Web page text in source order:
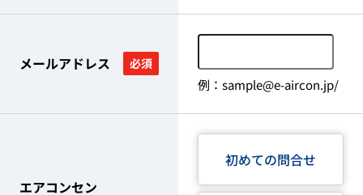
メールアドレス 必須
例：sample@e-aircon.jp/
エアコンセン
初めての問合せ